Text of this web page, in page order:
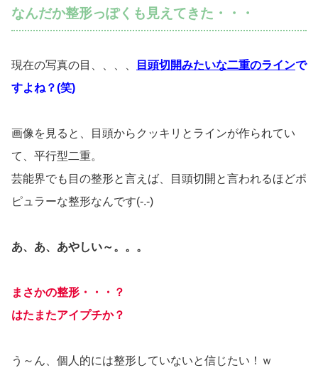
なんだか整形っぽくも見えてきた・・・
現在の写真の目、、、、 目頭切開みたいな二重のラインで
すよね？(笑)
画像を見ると、目頭からクッキリとラインが作られてい
て、平行型二重。
芸能界でも目の整形と言えば、目頭切開と言われるほどポ
ピュラーな整形なんです(-.-)
あ、あ、あやしい～。。。
まさかの整形・・・？
はたまたアイプチか？
う～ん、個人的には整形していないと信じたい！ｗ